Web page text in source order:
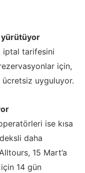
yürütüyor
iptal tarifesini
için,
uyguluyor.
ise kısa
daha
15 Mart’a
14 gün